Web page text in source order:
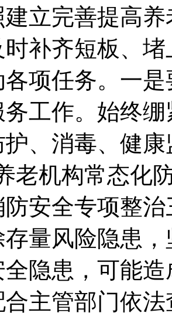
立完善提高
时补齐短板、
项任务。一
工作。始终
、消毒、健
老机构常态化
安全专项整
量风险隐患
隐患，可能
合主管部门依